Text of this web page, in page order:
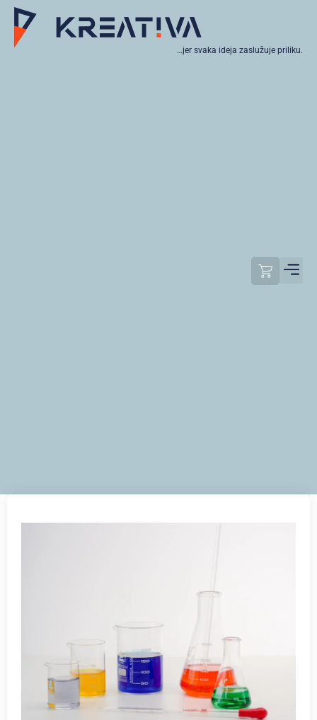
…jer svaka ideja zaslužuje priliku.